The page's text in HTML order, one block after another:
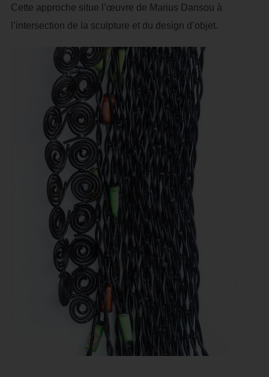
Cette approche situe l’œuvre de Marius Dansou à
l’intersection de la sculpture et du design d’objet.